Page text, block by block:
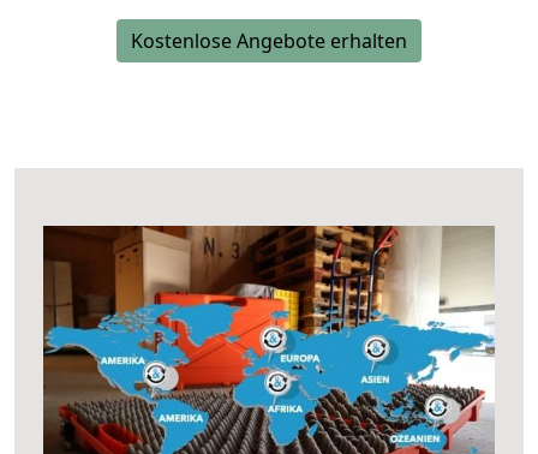
Kostenlose Angebote erhalten